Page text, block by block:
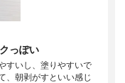
っぽい
すいし、塗りやすいで
、朝剥がすといい感じ